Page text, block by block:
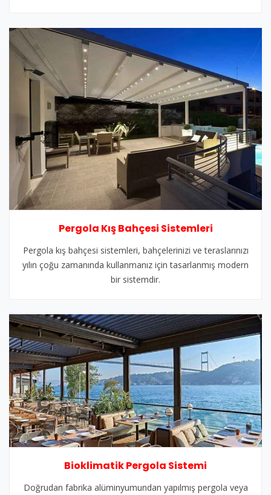
Pergola Kış Bahçesi Sistemleri
Pergola kış bahçesi sistemleri, bahçelerinizi ve teraslarınızı
yılın çoğu zamanında kullanmanız için tasarlanmış modern
bir sistemdir.
Bioklimatik Pergola Sistemi
Doğrudan fabrika alüminyumundan yapılmış pergola veya